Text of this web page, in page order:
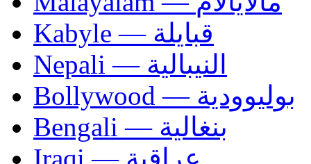
Kabyle — قبايلة
Nepali — النيبالية
Bollywood — بوليوودية
Bengali — بنغالية
Iraqi — عراقية